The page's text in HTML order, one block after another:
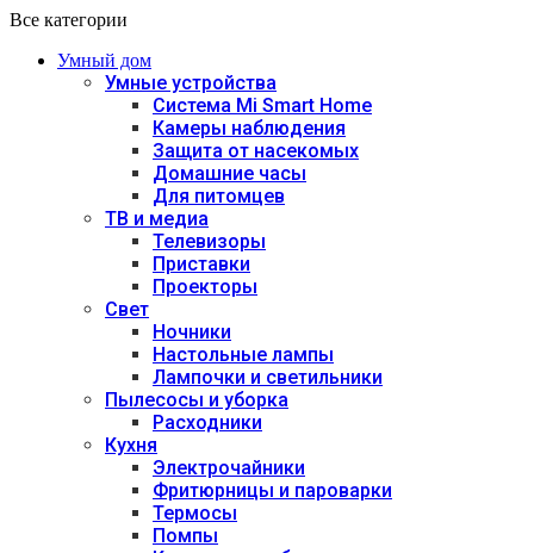
Все категории
Умный дом
Умные устройства
Система Mi Smart Home
Камеры наблюдения
Защита от насекомых
Домашние часы
Для питомцев
ТВ и медиа
Телевизоры
Приставки
Проекторы
Свет
Ночники
Настольные лампы
Лампочки и светильники
Пылесосы и уборка
Расходники
Кухня
Электрочайники
Фритюрницы и пароварки
Термосы
Помпы